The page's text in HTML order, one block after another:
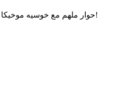
حوار ملهم مع خوسيه موخيكا الرئيس الحالي للأوروغواي، حول العدالة الاجتماعية، الحكم الرشيد والتواضع!